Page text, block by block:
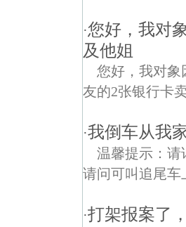
·您好，我对
及他姐
您好，我对象
友的2张银行卡
·我倒车从我
温馨提示：请
请问可叫追尾车
·打架报案了